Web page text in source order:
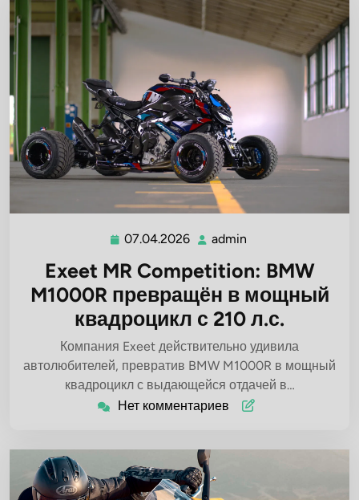
07.04.2026 07.04.2026
admin
Exeet MR Competition: BMW
M1000R превращён в мощный
квадроцикл с 210 л.с.
Компания Exeet действительно удивила
автолюбителей, превратив BMW M1000R в мощный
квадроцикл с выдающейся отдачей в…
Нет комментариев